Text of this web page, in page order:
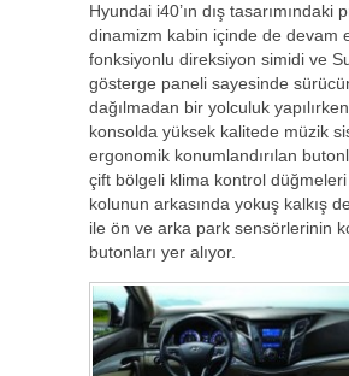
Hyundai i40’ın dış tasarımındaki
dinamizm kabin içinde de devam
fonksiyonlu direksiyon simidi ve
gösterge paneli sayesinde
dağılmadan bir yolculuk
konsolda yüksek kalitede müzik
ergonomik konumlandırılan
çift bölgeli klima kontrol
kolunun arkasında yokuş kalkış
ile ön ve arka park sensörlerinin
butonları yer alıyor.